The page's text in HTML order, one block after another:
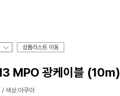
상품리스트 이동
MPO 광케이블 (10m)
색상:아쿠아